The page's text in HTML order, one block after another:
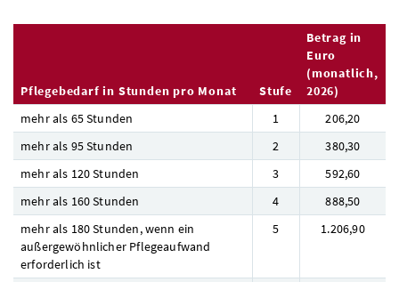
Pflegebedarf in Stunden pro Monat Stufe
Betrag in
Euro
(monatlich,
2026)
mehr als 65 Stunden
1
206,20
mehr als 95 Stunden
2
380,30
mehr als 120 Stunden
3
592,60
mehr als 160 Stunden
4
888,50
mehr als 180 Stunden, wenn ein
außergewöhnlicher Pflegeaufwand
erforderlich ist
5 1.206,90